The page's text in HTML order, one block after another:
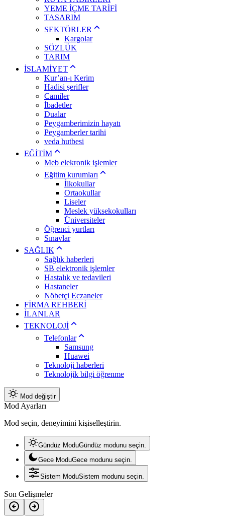
YEME İÇME TARİFİ
TASARIM
SEKTÖRLER
Kargolar
SÖZLÜK
TARIM
İSLAMİYET
Kur’an-ı Kerim
Hadisi şerifler
Camiler
İbadetler
Dualar
Peygamberimizin hayatı
Peygamberler tarihi
veda hutbesi
EĞİTİM
Meb elekronik işlemler
Eğitim kurumları
İlkokullar
Ortaokullar
Liseler
Meslek yüksekokulları
Üniversiteler
Öğrenci yurtları
Sınavlar
SAĞLIK
Sağlık haberleri
SB elektronik işlemler
Hastalık ve tedavileri
Hastaneler
Nöbetçi Eczaneler
FİRMA REHBERİ
İLANLAR
TEKNOLOJİ
Telefonlar
Samsung
Huawei
Teknoloji haberleri
Teknolojik bilgi öğrenme
Mod değiştir
Mod Ayarları
Mod seçin, deneyimini kişiselleştirin.
Gündüz ModuGündüz modunu seçin.
Gece ModuGece modunu seçin.
Sistem ModuSistem modunu seçin.
Son Gelişmeler